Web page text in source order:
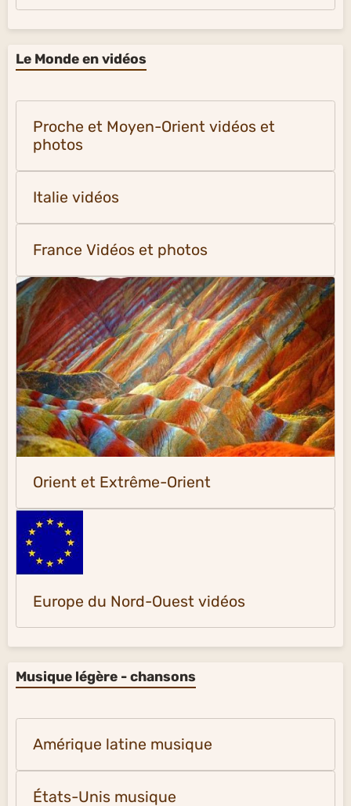
Le Monde en vidéos
Proche et Moyen-Orient vidéos et
photos
Italie vidéos
France Vidéos et photos
Orient et Extrême-Orient
Europe du Nord-Ouest vidéos
Musique légère - chansons
Amérique latine musique
États-Unis musique